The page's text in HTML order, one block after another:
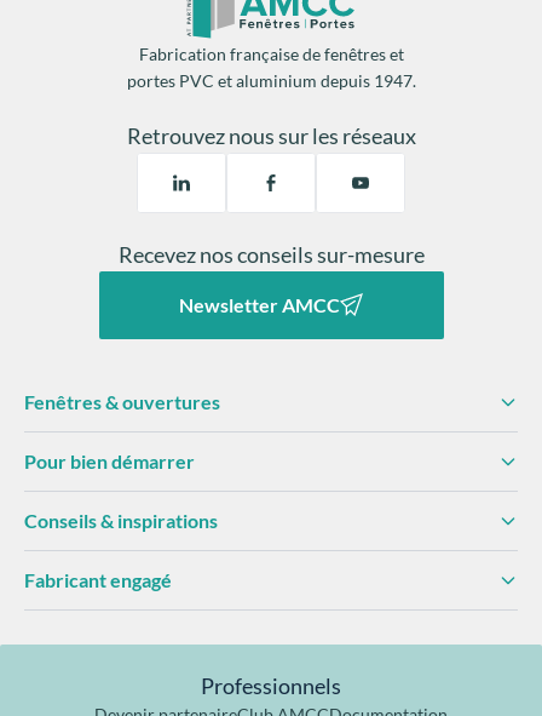
Fabrication française de fenêtres et
portes PVC et aluminium depuis 1947.
Retrouvez nous sur les réseaux
Recevez nos conseils sur-mesure
Newsletter AMCC
Fenêtres & ouvertures
Pour bien démarrer
Conseils & inspirations
Fabricant engagé
Professionnels